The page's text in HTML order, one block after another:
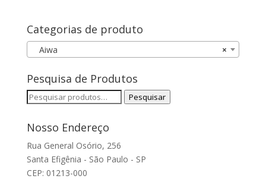
Categorias de produto
×
Aiwa
Pesquisa de Produtos
Pesquisar
Pesquisar
Nosso Endereço
Rua General Osório, 256
Santa Efigênia - São Paulo - SP
CEP: 01213-000